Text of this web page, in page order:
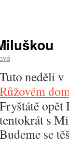
Tuto neděli v
Růžovém
Fryštátě opět
tentokrát s
Budeme se